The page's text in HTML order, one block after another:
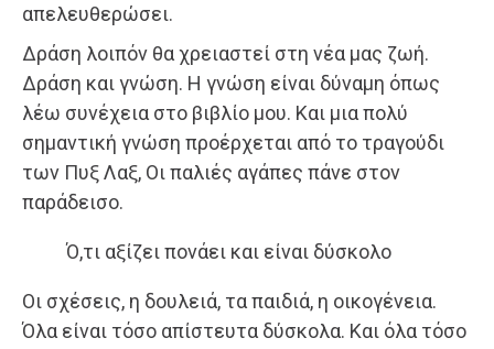
απελευθερώσει.
Δράση λοιπόν θα χρειαστεί στη νέα μας ζωή.
Δράση και γνώση. Η γνώση είναι δύναμη όπως
λέω συνέχεια στο βιβλίο μου. Και μια πολύ
σημαντική γνώση προέρχεται από το τραγούδι
των Πυξ Λαξ, Οι παλιές αγάπες πάνε στον
παράδεισο.
Ό,τι αξίζει πονάει και είναι δύσκολο
Οι σχέσεις, η δουλειά, τα παιδιά, η οικογένεια.
Όλα είναι τόσο απίστευτα δύσκολα. Και όλα τόσο